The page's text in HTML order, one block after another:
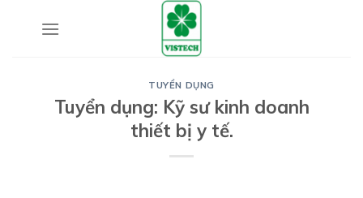
TUYỂN DỤNG
Tuyển dụng: Kỹ sư kinh doanh
thiết bị y tế.